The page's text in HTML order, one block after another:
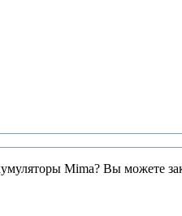
Mima? Вы можете